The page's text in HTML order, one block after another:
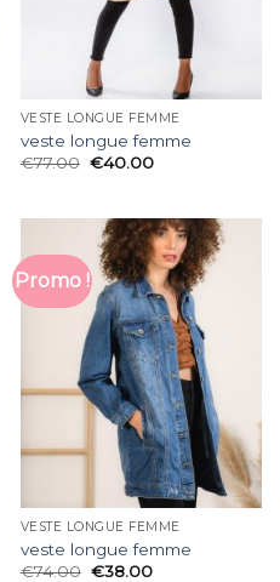
VESTE LONGUE FEMME
veste longue femme
€77.00 €40.00
Promo !
VESTE LONGUE FEMME
veste longue femme
€74.00 €38.00